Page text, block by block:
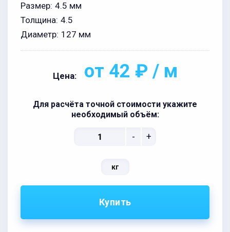
Размер: 4.5 мм
Толщина: 4.5
Диаметр: 127 мм
Цена: от 42 ₽ / м
Для расчёта точной стоимости укажите
необходимый объём:
- +
кг
Купить